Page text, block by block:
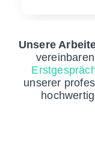
Unsere
unserer